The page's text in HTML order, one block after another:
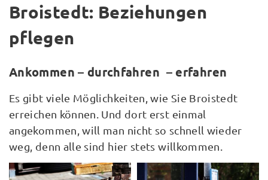
Broistedt: Beziehungen
pflegen
Ankommen – durchfahren – erfahren
Es gibt viele Möglichkeiten, wie Sie Broistedt
erreichen können. Und dort erst einmal
angekommen, will man nicht so schnell wieder
weg, denn alle sind hier stets willkommen.